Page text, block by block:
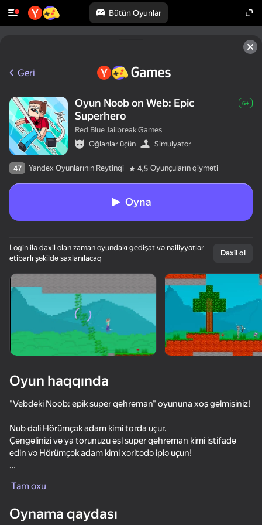
Bütün Oyunlar
Cihazı döndərin
Oyun yalnız üfüqi
rejimdə işləyir
Geri
Oyun Noob on Web: Epic
Superhero
6+
Red Blue Jailbreak Games
Oğlanlar üçün
Simulyator
47 Yandex Oyunlarının Reytinqi 4,5 Oyunçuların qiyməti
Oyna
Login ilə daxil olan zaman oyundakı gedişat və nailiyyətlər
etibarlı şəkildə saxlanılacaq
Daxil ol
Oyun haqqında
"Vebdəki Noob: epik super qəhrəman" oyununa xoş gəlmisiniz!
Nub dəli Hörümçək adam kimi torda uçur.
Çəngəlinizi və ya torunuzu əsl super qəhrəman kimi istifadə
edin və Hörümçək adam kimi xəritədə iplə uçun!
ətrafında epik şəkildə uçun, çünki döşəmə lava ilə örtülmüşdür!
Bu gün nub super qəhrəman oldu!
Tam oxu
Oynama qaydası